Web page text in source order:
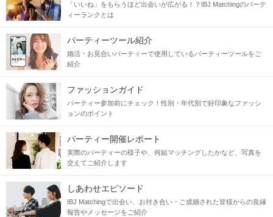
「いいね」をもらうほど出会いが広がる！？IBJ Matchingのパーテ
ィーランクとは
パーティーツール紹介
婚活・お見合いパーティーで使用しているパーティーツールをご
紹介
ファッションガイド
パーティー参加前にチェック！性別・年代別で好印象なファッシ
ョンのポイント
パーティー開催レポート
実際のパーティーの様子や、何組マッチングしたかなど、写真を
交えてご紹介します
しあわせエピソード
IBJ Matchingで出会い、お付き合い・ご成婚された皆様からの良縁
報告やメッセージをご紹介